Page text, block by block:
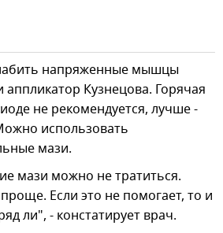
напряженные мышцы
Кузнецова. Горячая
не рекомендуется, лучше -
использовать
мази.
мази можно не тратиться.
Если это не помогает, то и
ли", - констатирует врач.